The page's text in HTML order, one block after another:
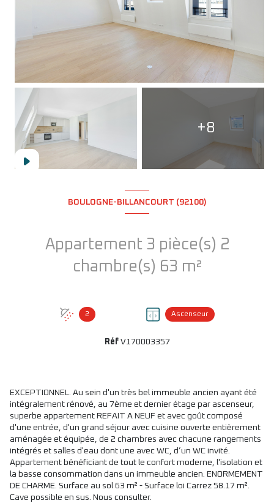
+8
BOULOGNE-BILLANCOURT (92100)
Appartement 3 pièce(s) 2
chambre(s) 63 m²
2 Ascenseur
Réf V170003357
EXCEPTIONNEL. Au sein d'un très bel immeuble ancien ayant été
intégralement rénové, au 7ème et dernier étage par ascenseur,
superbe appartement REFAIT A NEUF et avec goût composé
d'une entrée, d'un grand séjour avec cuisine ouverte entièrement
aménagée et équipée, de 2 chambres avec chacune rangements
intégrés et salles d'eau dont une avec WC, d’un WC invité.
Appartement bénéficiant de tout le confort moderne, l'isolation et
la basse consommation dans un immeuble ancien. ENORMEMENT
DE CHARME. Surface au sol 63 m² - Surface loi Carrez 58.17 m².
Cave possible en sus. Nous consulter.